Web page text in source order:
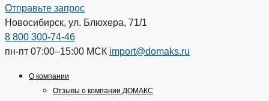
Отправьте запрос
Новосибирск, ул. Блюхера, 71/1
8 800 300-74-46
пн-пт 07:00–15:00 МСК import@domaks.ru
О компании
Отзывы о компании ДОМАКС